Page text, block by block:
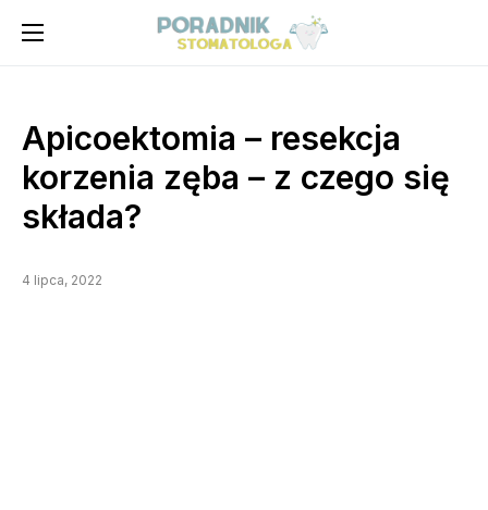
Apicoektomia – resekcja
korzenia zęba – z czego się
składa?
4 lipca, 2022